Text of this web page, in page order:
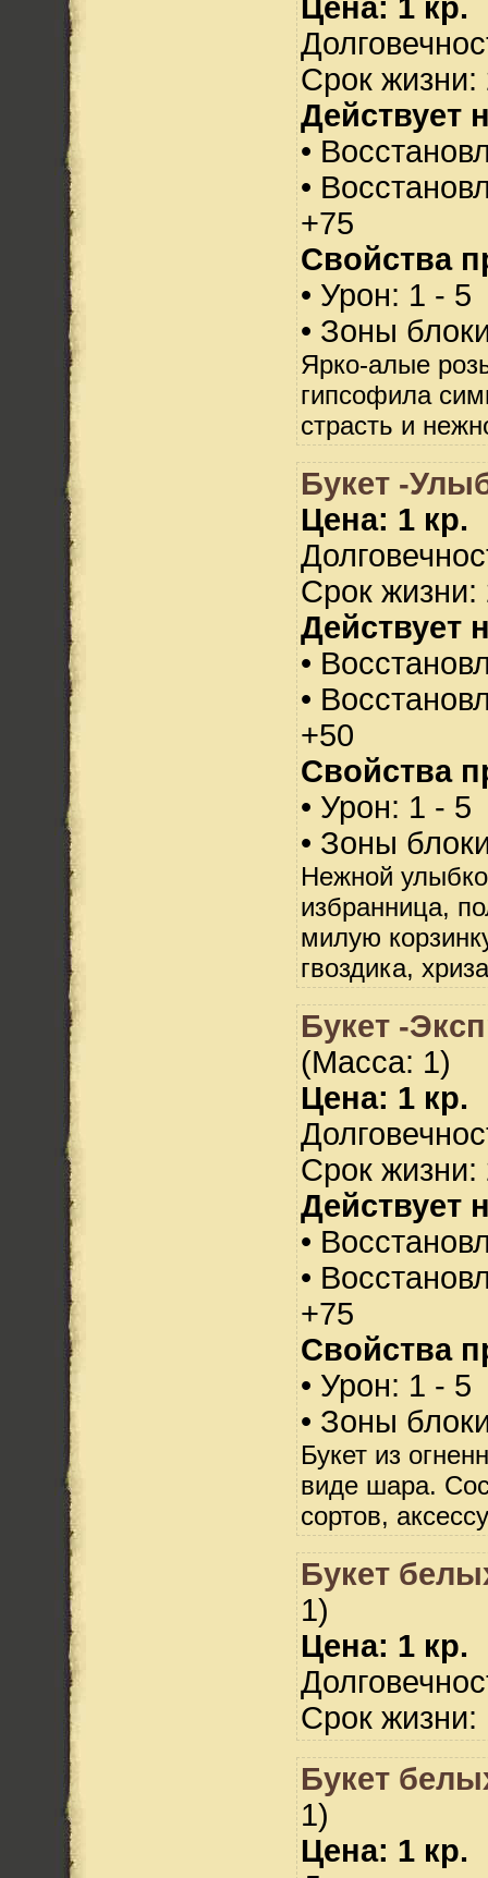
Цена: 1 кр.
Срок жизни:
Действует
•
•
+75
Свойства
• Урон: 1 - 5
• Зоны
Ярко-алые
гипсофила
страсть и
Букет -
Цена: 1 кр.
Срок жизни:
Действует
•
•
+50
Свойства
• Урон: 1 - 5
• Зоны
Нежной
избранница,
милую
гвоздика,
Букет -
(Масса: 1)
Цена: 1 кр.
Срок жизни:
Действует
•
•
+75
Свойства
• Урон: 1 - 5
• Зоны
Букет из
виде шара.
сортов,
Букет
1)
Цена: 1 кр.
Срок жизни:
Букет
1)
Цена: 1 кр.